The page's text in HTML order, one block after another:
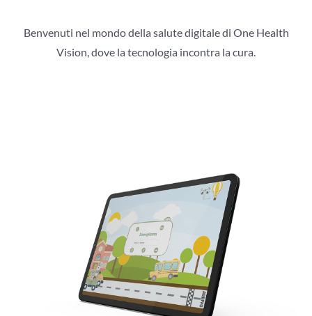
Benvenuti nel mondo della salute digitale di One Health
Vision, dove la tecnologia incontra la cura.